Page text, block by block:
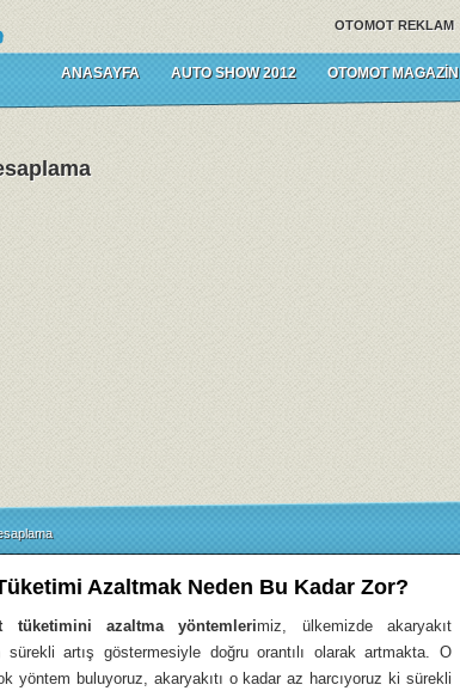
OTOMOT REKLAM
ANASAYFA AUTO SHOW 2012 OTOMOT MAGAZIN
Azaltmak Neden Bu Kadar Zor?
tüketimini azaltma yöntemlerimiz, ülkemizde akaryakıt
sürekli artış göstermesiyle doğru orantılı olarak artmakta. O
yöntem buluyoruz, akaryakıtı o kadar az harcıyoruz ki sürekli